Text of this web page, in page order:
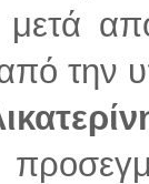
μετά
από την